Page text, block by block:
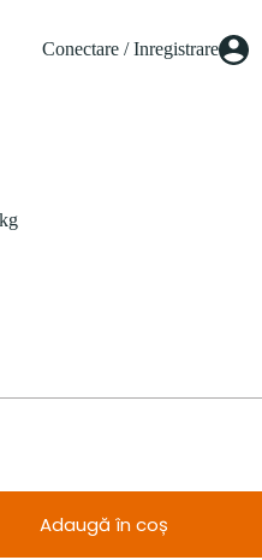
Conectare / Inregistrare
Adaugă în coș